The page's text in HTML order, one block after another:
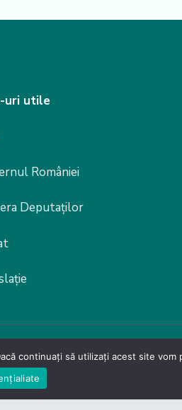
uri utile
României
Deputaților
– Carpathia Center by
continuați să utilizați acest site